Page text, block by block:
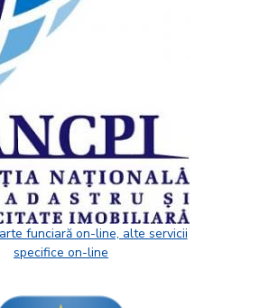
funciară on-line, alte servicii
specifice on-line